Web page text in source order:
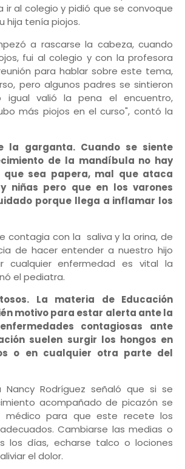
ir al colegio y pidió que se convoque
hija tenía piojos.
a rascarse la cabeza, cuando
fui al colegio y con la profesora
para hablar sobre este tema,
pero algunos padres se sintieron
igual valió la pena el encuentro,
más piojos en el curso", contó la
la garganta.Cuando se siente
de la mandíbula no hay
que sea papera, mal que ataca
niñas pero que en los varones
porque llega a inflamar los
contagia con la saliva y la orina, de
de hacer entender a nuestro hijo
cualquier enfermedad es vital la
el pediatra.
La materia de Educación
motivo para estar alerta ante la
contagiosas ante
suelen surgir los hongos en
o en cualquier otra parte del
Nancy Rodríguez señaló que si se
acompañado de picazón se
médico para que este recete los
Cambiarse las medias o
los días, echarse talco o lociones
el dolor.